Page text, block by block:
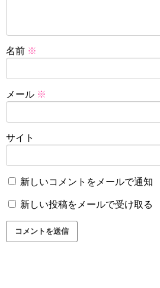
名前 ※
メール ※
サイト
新しいコメントをメールで通知
新しい投稿をメールで受け取る